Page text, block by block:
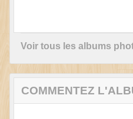
Voir tous les albums
COMMENTEZ